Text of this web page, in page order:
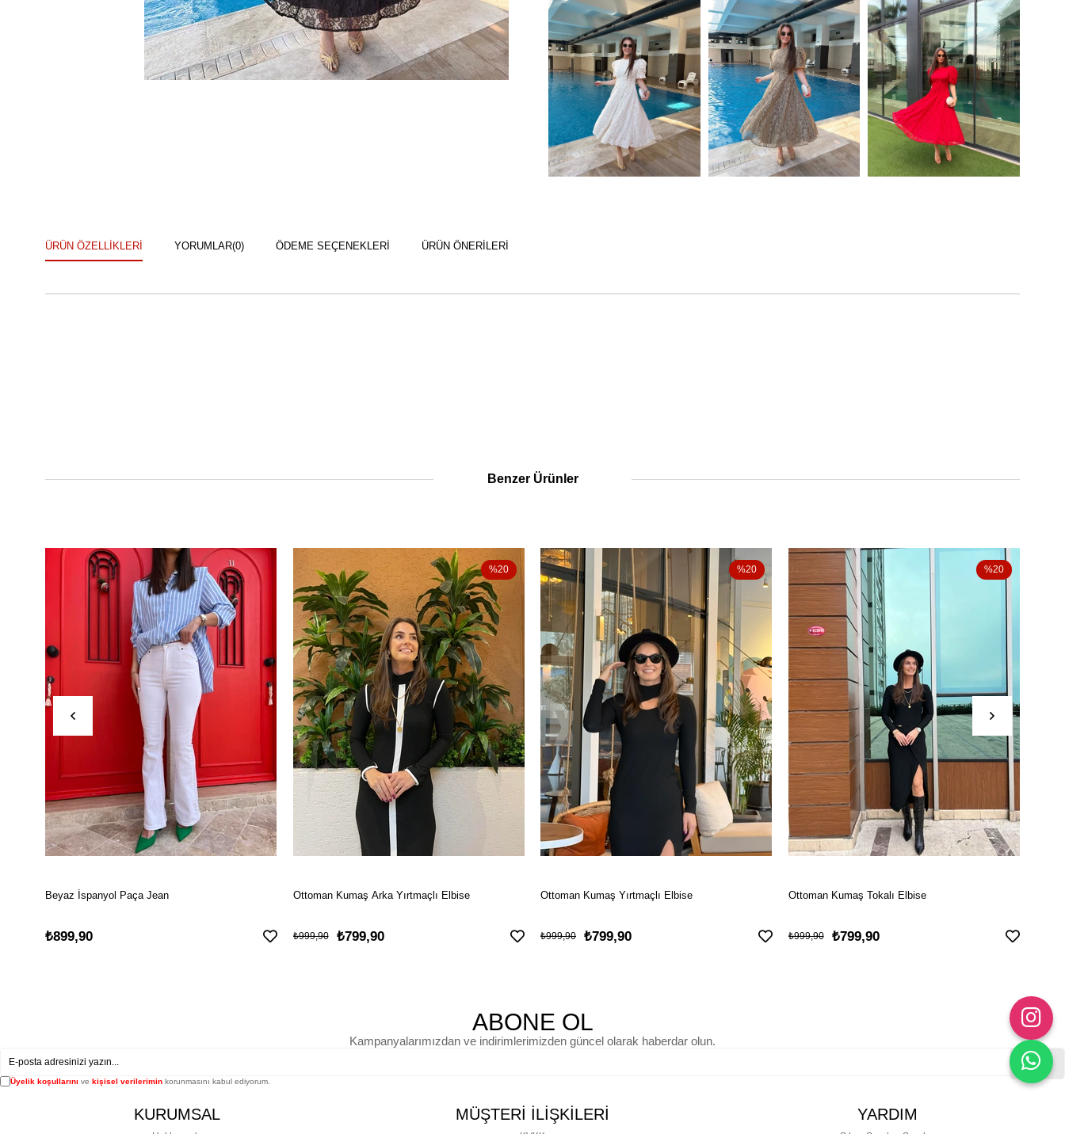
ÜRÜN ÖZELLIKLERI YORUMLAR(0) ÖDEME SEÇENEKLERI ÜRÜN ÖNERILERI
Benzer Ürünler
Beyaz İspanyol Paça Jean
₺899,90
Ottoman Kumaş Arka Yırtmaçlı Elbise
₺799,90
₺999,90
%20
Ottoman Kumaş Yırtmaçlı Elbise
₺799,90
₺999,90
%20
Ottoman Kumaş Tokalı Elbise
₺799,90
₺999,90
%20
ABONE OL
Kampanyalarımızdan ve indirimlerimizden güncel olarak haberdar olun.
Gönder
Üyelik koşullarını ve kişisel verilerimin korunmasını kabul ediyorum.
KURUMSAL MÜŞTERİ İLİŞKİLERİ YARDIM